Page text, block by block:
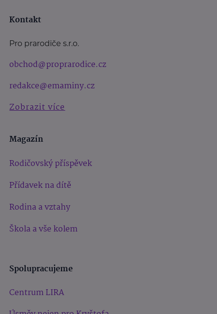
Kontakt
Pro prarodiče s.r.o.
obchod@proprarodice.cz
redakce@emaminy.cz
Zobrazit více
Magazín
Rodičovský příspěvek
Přídavek na dítě
Rodina a vztahy
Škola a vše kolem
Spolupracujeme
Centrum LIRA